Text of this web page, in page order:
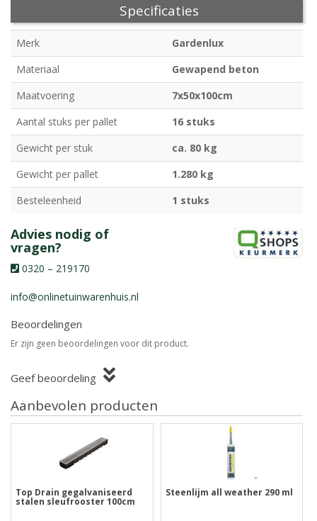
Specificaties
Merk
Gardenlux
Materiaal
Gewapend beton
Maatvoering
7x50x100cm
Aantal stuks per pallet
16 stuks
Gewicht per stuk
ca. 80 kg
Gewicht per pallet
1.280 kg
Besteleenheid
1 stuks
Advies nodig of
vragen?
0320 – 219170
info@onlinetuinwarenhuis.nl
Beoordelingen
Er zijn geen beoordelingen voor dit product.
Geef beoordeling
Aanbevolen producten
Top Drain gegalvaniseerd
stalen sleufrooster 100cm
Steenlijm all weather 290 ml